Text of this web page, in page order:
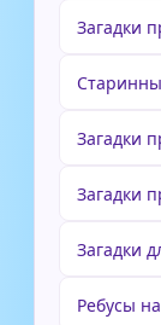
Загадки
Загадки
Загадки
Загадки
Ребусы